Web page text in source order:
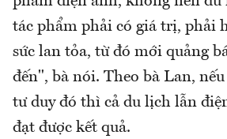
tác phẩm phải có giá trị, phải
sức lan tỏa, từ đó mới quảng
đến", bà nói. Theo bà Lan,
tư duy đó thì cả du lịch lẫn
đạt được kết quả.